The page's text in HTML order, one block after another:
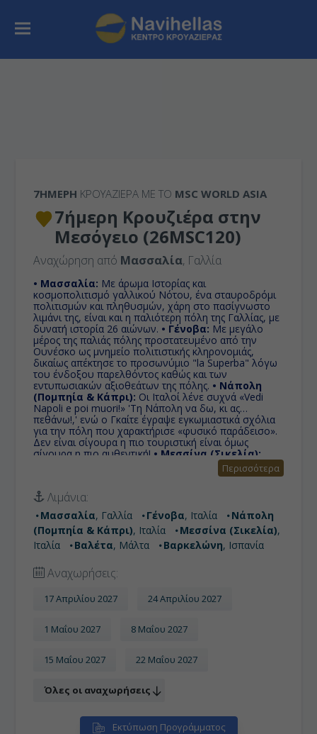
7ΉΜΕΡΗ ΚΡΟΥΑΖΙΕΡΑ ΜΕ ΤΟ MSC WORLD ASIA
7ήμερη Κρουζιέρα στην
Μεσόγειο (26MSC120)
Αναχώρηση από Μασσαλία, Γαλλία
• Μασσαλία: Με άρωμα Ιστορίας και
κοσμοπολιτισμό γαλλικού Νότου, ένα σταυροδρόμι
πολιτισμών και πληθυσμών, χάρη στο πασίγνωστο
λιμάνι της, είναι και η παλιότερη πόλη της Γαλλίας, με
δυνατή ιστορία 26 αιώνων. • Γένοβα: Με μεγάλο
μέρος της παλιάς πόλης προστατευμένο από την
Ουνέσκο ως μνημείο πολιτιστικής κληρονομιάς,
δικαίως απέκτησε το προσωνύμιο "la Superba" λόγω
του ένδοξου παρελθόντος καθώς και των
εντυπωσιακών αξιοθεάτων της πόλης. • Νάπολη
(Πομπηία & Κάπρι): Οι Ιταλοί λένε συχνά «Vedi
Napoli e poi muori!» 'Τη Νάπολη να δω, κι ας
πεθάνω!,' ενώ ο Γκαίτε έγραψε εγκωμιαστικά σχόλια
για την πόλη που χαρακτήρισε «φυσικό παράδεισο».
Δεν είναι σίγουρα η πιο τουριστική είναι όμως
σίγουρα η πιο αυθεντική! • Μεσσίνα (Σικελία):
Πύλη της Σικελίας, η τρίτη μεγαλύτερη πόλη της και
πρωτεύουσα της ομώνυμης επαρχίας, ιδρύθηκε από
τους Ελληνες αποίκους παίρνοντας αργότερα το
σημερινό της όνομα, προς τιμήν της
πελοποννησιακής Μεσσήνης.• Βαλέτα:
Ολόκληρη η
πόλη είναι ένα υπαίθριο μουσείο, με έντονα στοιχεία
μπαρόκ αρχιτεκτονικής και έχει ανακηρυχθεί από την
Ουνέσκο ως μνημείο παγκόσμιας πολιτιστικής
Πρωτεύουσα της
Καταλωνίας, που τα έχει όλα και είναι από τους πιο
δημοφιλείς προορισμούς στην Ευρώπη.
Περισσότερα
Λιμάνια:
Μασσαλία, Γαλλία Γένοβα, Ιταλία
Νάπολη
(Πομπηία & Κάπρι), Ιταλία Μεσσίνα (Σικελία),
Ιταλία
Βαλέτα, Μάλτα Βαρκελώνη, Ισπανία
Αναχωρήσεις:
17 Απριλίου 2027 24 Απριλίου 2027
1 Μαΐου 2027 8 Μαΐου 2027
15 Μαΐου 2027 22 Μαΐου 2027
Όλες οι αναχωρήσεις
Εκτύπωση Προγράμματος